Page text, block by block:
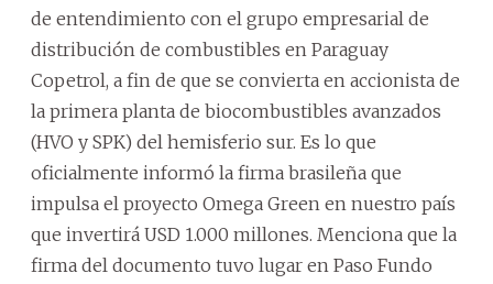
de entendimiento con el grupo empresarial de
distribución de combustibles en Paraguay
Copetrol, a fin de que se convierta en accionista de
la primera planta de biocombustibles avanzados
(HVO y SPK) del hemisferio sur. Es lo que
oficialmente informó la firma brasileña que
impulsa el proyecto Omega Green en nuestro país
que invertirá USD 1.000 millones. Menciona que la
firma del documento tuvo lugar en Paso Fundo